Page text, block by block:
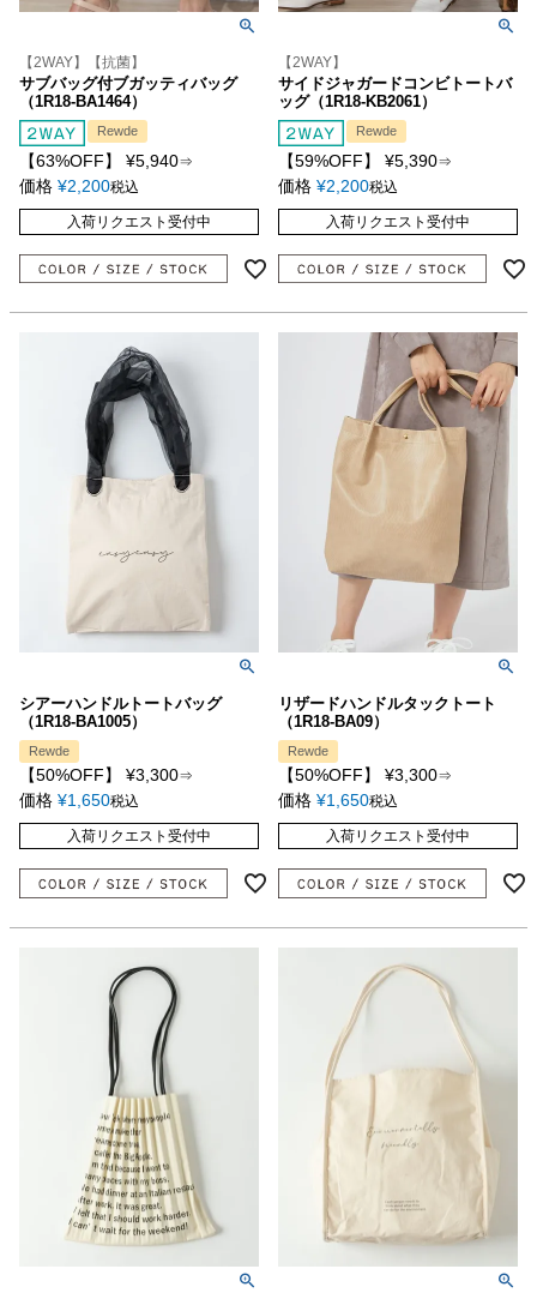
【2WAY】【抗菌】
サブバッグ付ブガッティバッグ
（1R18-BA1464）
Rewde
【63%OFF】 ¥5,940⇒
価格 ¥2,200税込
入荷リクエスト受付中
【2WAY】
サイドジャガードコンビトートバ
ッグ（1R18-KB2061）
Rewde
【59%OFF】 ¥5,390⇒
価格 ¥2,200税込
入荷リクエスト受付中
シアーハンドルトートバッグ
（1R18-BA1005）
Rewde
【50%OFF】 ¥3,300⇒
価格 ¥1,650税込
入荷リクエスト受付中
リザードハンドルタックトート
（1R18-BA09）
Rewde
【50%OFF】 ¥3,300⇒
価格 ¥1,650税込
入荷リクエスト受付中